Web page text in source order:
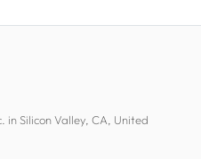
in Silicon Valley, CA, United